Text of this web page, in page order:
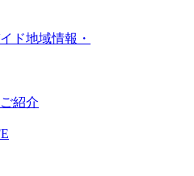
地域情報・